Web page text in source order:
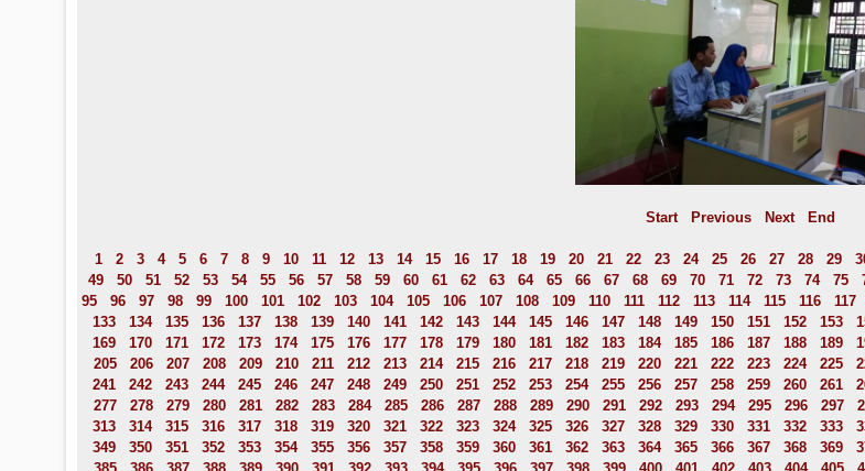
Start Previous Next End
1 2 3 4 5 6 7 8 9 10 11 12 13 14 15 16 17 18 19 20 21 22 23 24 25 26 27 28 29
49
50 51 52 53 54 55 56 57 58 59 60 61 62 63 64 65 66 67 68 69 70 71 72 73 74 75
95
96 97 98 99 100 101 102 103 104 105 106 107 108 109 110 111 112 113 114 115 116 117
133
134 135 136 137 138 139 140 141 142 143 144 145 146 147 148 149 150 151 152 153
169
170 171 172 173 174 175 176 177 178 179 180 181 182 183 184 185 186 187 188 189
205
206 207 208 209 210 211 212 213 214 215 216 217 218 219 220 221 222 223 224 225
241
242 243 244 245 246 247 248 249 250 251 252 253 254 255 256 257 258 259 260 261
277
278 279 280 281 282 283 284 285 286 287 288 289 290 291 292 293 294 295 296 297
313
314 315 316 317 318 319 320 321 322 323 324 325 326 327 328 329 330 331 332 333
349
350 351 352 353 354 355 356 357 358 359 360 361 362 363 364 365 366 367 368 369